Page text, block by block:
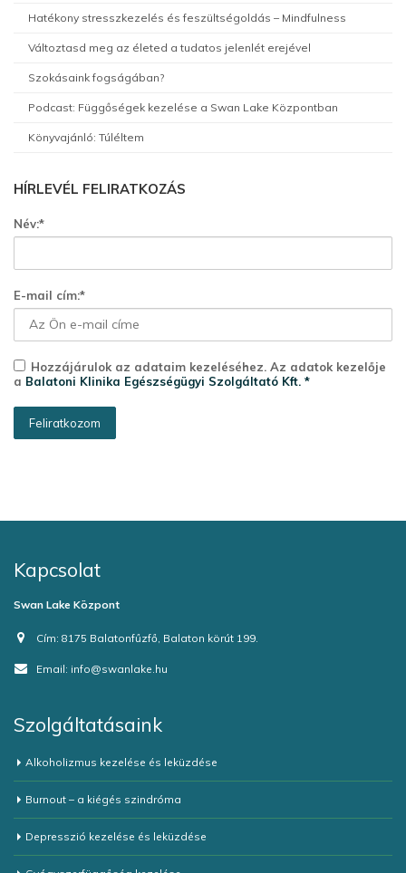
Hatékony stresszkezelés és feszültségoldás – Mindfulness
Változtasd meg az életed a tudatos jelenlét erejével
Szokásaink fogságában?
Podcast: Függőségek kezelése a Swan Lake Központban
Könyvajánló: Túléltem
HÍRLEVÉL FELIRATKOZÁS
Név:*
E-mail cím:*
Hozzájárulok az adataim kezeléséhez. Az adatok kezelője
a Balatoni Klinika Egészségügyi Szolgáltató Kft. *
Kapcsolat
Swan Lake Központ
Cím: 8175 Balatonfűzfő, Balaton körút 199.
Email: info@swanlake.hu
Szolgáltatásaink
Alkoholizmus kezelése és leküzdése
Burnout – a kiégés szindróma
Depresszió kezelése és leküzdése